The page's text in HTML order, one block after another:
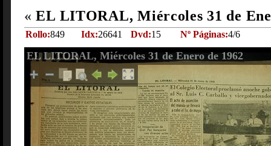
« EL LITORAL, Miércoles 31 de
Rollo:849 Idx:26641 Dvd:15 Nº Páginas:4/6
EL LITORAL, Miércoles 31 de Enero de 1962